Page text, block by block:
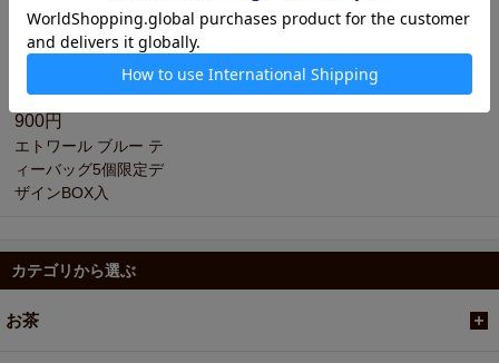
900円
エトワール ブルー テ
ィーバッグ5個限定デ
ザインBOX入
カテゴリから選ぶ
お茶